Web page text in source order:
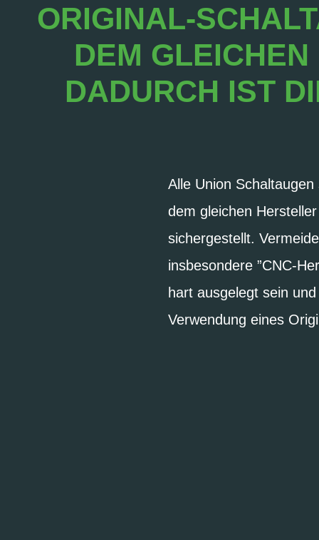
ORIGINAL-
DEM
DADURCH IST
Alle Union
dem gleichen
sichergestellt.
insbesondere ”CNC-
hart ausgelegt sein
Verwendung eines